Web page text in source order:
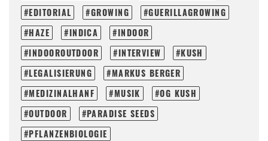
EDITORIAL
GROWING
GUERILLAGROWING
HAZE
INDICA
INDOOR
INDOOROUTDOOR
INTERVIEW
KUSH
LEGALISIERUNG
MARKUS BERGER
MEDIZINALHANF
MUSIK
OG KUSH
OUTDOOR
PARADISE SEEDS
PFLANZENBIOLOGIE